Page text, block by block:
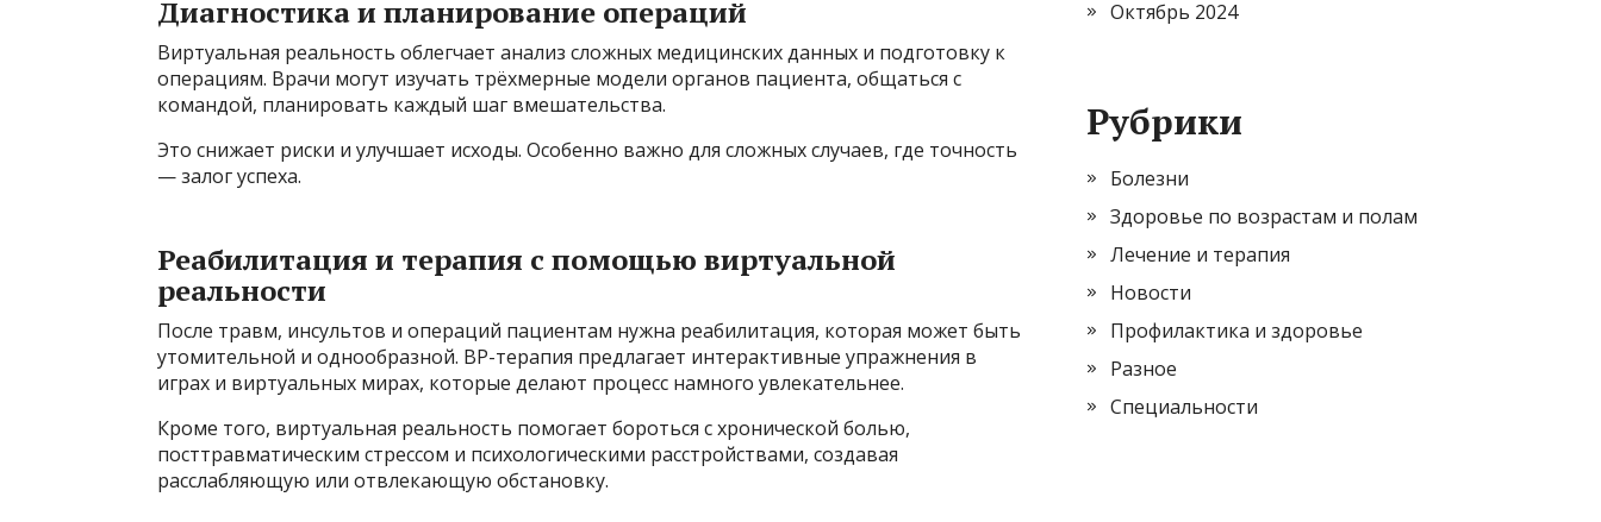
Диагностика и планирование операций
Виртуальная реальность облегчает анализ сложных медицинских данных и подготовку к
операциям. Врачи могут изучать трёхмерные модели органов пациентa, общаться с
командой, планировать каждый шаг вмешательства.
Это снижает риски и улучшает исходы. Особенно важно для сложных случаев, где точность
— залог успеха.
Реабилитация и терапия с помощью виртуальной
реальности
После травм, инсультов и операций пациентам нужна реабилитация, которая может быть
утомительной и однообразной. ВР-терапия предлагает интерактивные упражнения в
играх и виртуальных мирах, которые делают процесс намного увлекательнее.
Кроме того, виртуальная реальность помогает бороться с хронической болью,
посттравматическим стрессом и психологическими расстройствами, создавая
расслабляющую или отвлекающую обстановку.
Октябрь 2024
Рубрики
Болезни
Здоровье по возрастам и полам
Лечение и терапия
Новости
Профилактика и здоровье
Разное
Специальности